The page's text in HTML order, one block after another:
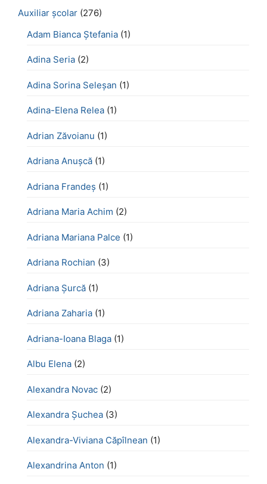
Auxiliar școlar (276)
Adam Bianca Ștefania (1)
Adina Seria (2)
Adina Sorina Seleșan (1)
Adina-Elena Relea (1)
Adrian Zăvoianu (1)
Adriana Anușcă (1)
Adriana Frandeș (1)
Adriana Maria Achim (2)
Adriana Mariana Palce (1)
Adriana Rochian (3)
Adriana Șurcă (1)
Adriana Zaharia (1)
Adriana-Ioana Blaga (1)
Albu Elena (2)
Alexandra Novac (2)
Alexandra Șuchea (3)
Alexandra-Viviana Căpîlnean (1)
Alexandrina Anton (1)